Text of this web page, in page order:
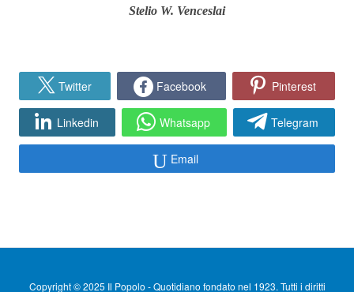
Stelio W. Venceslai
Twitter Facebook Pinterest
Linkedin Whatsapp Telegram
Email
Copyright © 2025 Il Popolo - Quotidiano fondato nel 1923. Tutti i diritti